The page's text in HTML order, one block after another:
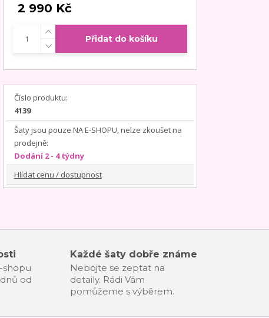
2 990 Kč
Přidat do košíku
Číslo produktu:
4139
Šaty jsou pouze NA E-SHOPU, nelze zkoušet na
prodejně:
Dodání 2 - 4 týdny
Hlídat cenu / dostupnost
shopu
od
Každé šaty dobře známe
Nebojte se zeptat na
detaily. Rádi Vám
pomůžeme s výběrem.